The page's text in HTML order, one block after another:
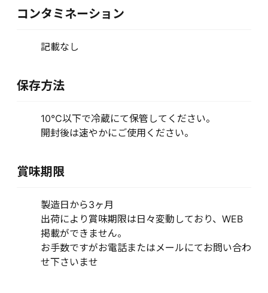
コンタミネーション
記載なし
保存方法
10℃以下で冷蔵にて保管してください。
開封後は速やかにご使用ください。
賞味期限
製造日から3ヶ月
出荷により賞味期限は日々変動しており、WEB
掲載ができません。
お手数ですがお電話またはメールにてお問い合わ
せ下さいませ